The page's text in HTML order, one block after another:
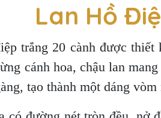
Lan Hồ
trắng 20 cành được
cánh hoa, chậu lan
tạo thành một dáng